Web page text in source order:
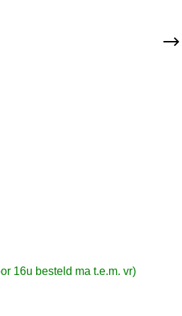
16u besteld ma t.e.m. vr)